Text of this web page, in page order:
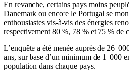
En revanche, certains pays moins
Danemark ou encore le Portugal se
enthousiastes vis-à-vis des énergies
respectivement 80 %, 78 % et 75 % de
L’enquête a été menée auprès de 26
ans, sur base d’un minimum de 1 000
population dans chaque pays.